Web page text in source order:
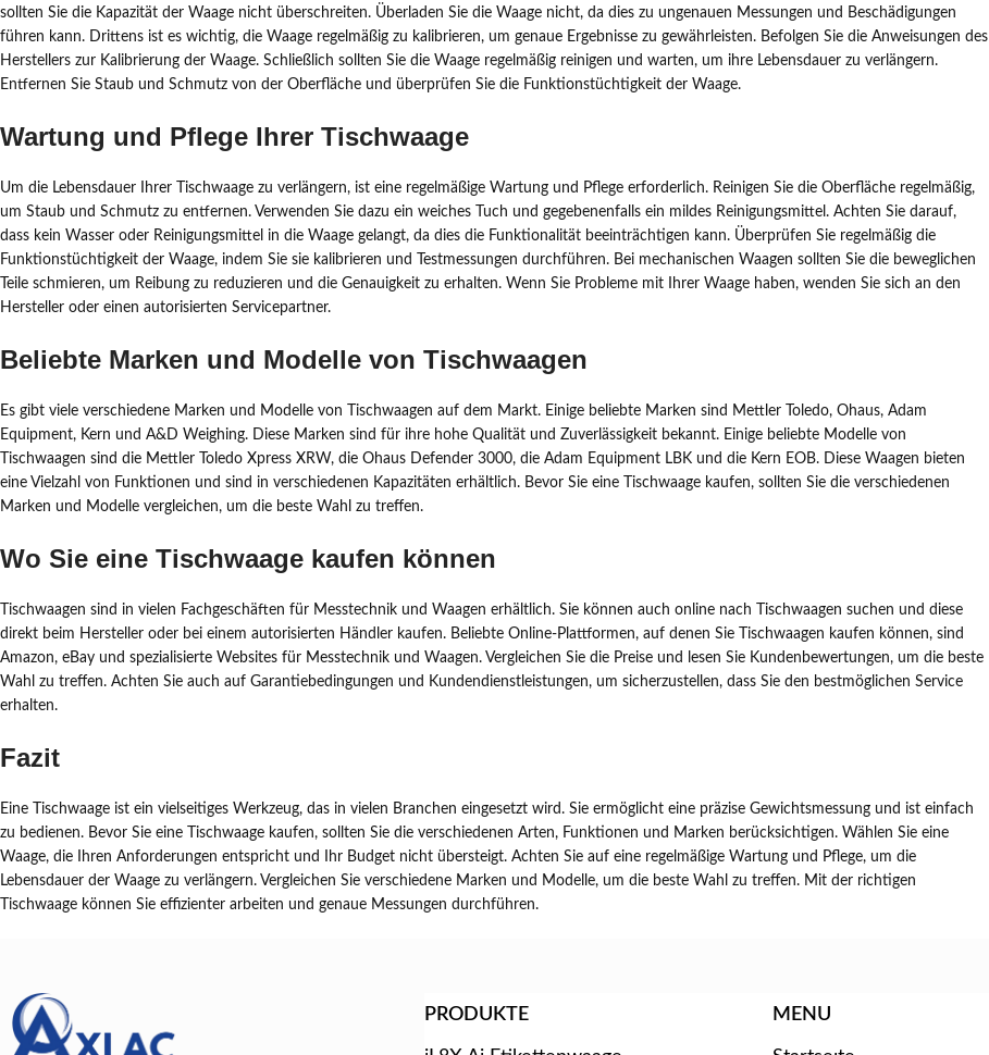
sollten Sie die Kapazität der Waage nicht überschreiten. Überladen Sie die Waage nicht, da dies zu ungenauen Messungen und Beschädigungen
führen kann. Drittens ist es wichtig, die Waage regelmäßig zu kalibrieren, um genaue Ergebnisse zu gewährleisten. Befolgen Sie die Anweisungen des
Herstellers zur Kalibrierung der Waage. Schließlich sollten Sie die Waage regelmäßig reinigen und warten, um ihre Lebensdauer zu verlängern.
Entfernen Sie Staub und Schmutz von der Oberfläche und überprüfen Sie die Funktionstüchtigkeit der Waage.
Wartung und Pflege Ihrer Tischwaage
Um die Lebensdauer Ihrer Tischwaage zu verlängern, ist eine regelmäßige Wartung und Pflege erforderlich. Reinigen Sie die Oberfläche regelmäßig,
um Staub und Schmutz zu entfernen. Verwenden Sie dazu ein weiches Tuch und gegebenenfalls ein mildes Reinigungsmittel. Achten Sie darauf,
dass kein Wasser oder Reinigungsmittel in die Waage gelangt, da dies die Funktionalität beeinträchtigen kann. Überprüfen Sie regelmäßig die
Funktionstüchtigkeit der Waage, indem Sie sie kalibrieren und Testmessungen durchführen. Bei mechanischen Waagen sollten Sie die beweglichen
Teile schmieren, um Reibung zu reduzieren und die Genauigkeit zu erhalten. Wenn Sie Probleme mit Ihrer Waage haben, wenden Sie sich an den
Hersteller oder einen autorisierten Servicepartner.
Beliebte Marken und Modelle von Tischwaagen
Es gibt viele verschiedene Marken und Modelle von Tischwaagen auf dem Markt. Einige beliebte Marken sind Mettler Toledo, Ohaus, Adam
Equipment, Kern und A&D Weighing. Diese Marken sind für ihre hohe Qualität und Zuverlässigkeit bekannt. Einige beliebte Modelle von
Tischwaagen sind die Mettler Toledo Xpress XRW, die Ohaus Defender 3000, die Adam Equipment LBK und die Kern EOB. Diese Waagen bieten
eine Vielzahl von Funktionen und sind in verschiedenen Kapazitäten erhältlich. Bevor Sie eine Tischwaage kaufen, sollten Sie die verschiedenen
Marken und Modelle vergleichen, um die beste Wahl zu treffen.
Wo Sie eine Tischwaage kaufen können
Tischwaagen sind in vielen Fachgeschäften für Messtechnik und Waagen erhältlich. Sie können auch online nach Tischwaagen suchen und diese
direkt beim Hersteller oder bei einem autorisierten Händler kaufen. Beliebte Online-Plattformen, auf denen Sie Tischwaagen kaufen können, sind
Amazon, eBay und spezialisierte Websites für Messtechnik und Waagen. Vergleichen Sie die Preise und lesen Sie Kundenbewertungen, um die beste
Wahl zu treffen. Achten Sie auch auf Garantiebedingungen und Kundendienstleistungen, um sicherzustellen, dass Sie den bestmöglichen Service
erhalten.
Fazit
Eine Tischwaage ist ein vielseitiges Werkzeug, das in vielen Branchen eingesetzt wird. Sie ermöglicht eine präzise Gewichtsmessung und ist einfach
zu bedienen. Bevor Sie eine Tischwaage kaufen, sollten Sie die verschiedenen Arten, Funktionen und Marken berücksichtigen. Wählen Sie eine
Waage, die Ihren Anforderungen entspricht und Ihr Budget nicht übersteigt. Achten Sie auf eine regelmäßige Wartung und Pflege, um die
Lebensdauer der Waage zu verlängern. Vergleichen Sie verschiedene Marken und Modelle, um die beste Wahl zu treffen. Mit der richtigen
Tischwaage können Sie effizienter arbeiten und genaue Messungen durchführen.
PRODUKTE MENU